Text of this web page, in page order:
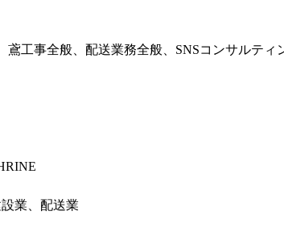
鳶工事全般、配送業務全般、SNSコンサルテ
業、配送業